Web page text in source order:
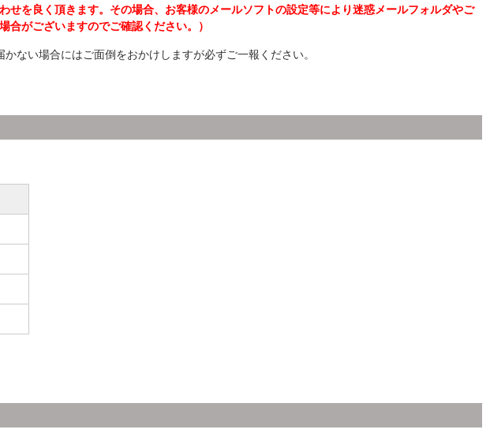
せを良く頂きます。その場合、お客様のメールソフトの設定等により迷惑メールフォルダやご
がございますのでご確認ください。）
ない場合にはご面倒をおかけしますが必ずご一報ください。